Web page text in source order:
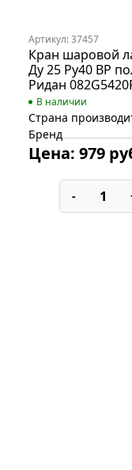
Артикул: 37457
Кран шаровой
Ду 25 Ру40 ВР
Ридан
В наличии
Страна
Бренд
Цена: 979
-